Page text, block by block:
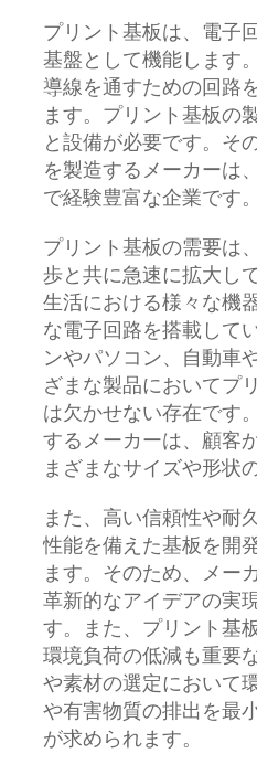
プリント基板は、電子
基盤として機能します
導線を通すための回路
ます。プリント基板の
と設備が必要です。そ
を製造するメーカーは
で経験豊富な企業です。
プリント基板の需要は
歩と共に急速に拡大し
生活における様々な機
な電子回路を搭載して
ンやパソコン、自動車
ざまな製品においてプ
は欠かせない存在です
するメーカーは、顧客
まざまなサイズや形状
また、高い信頼性や耐
性能を備えた基板を開
ます。そのため、メー
革新的なアイデアの実
す。また、プリント基
環境負荷の低減も重要
や素材の選定において
や有害物質の排出を最
が求められます。